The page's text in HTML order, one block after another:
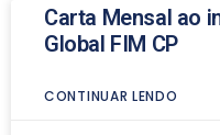
Carta Mensal ao
Global FIM CP
CONTINUAR LENDO